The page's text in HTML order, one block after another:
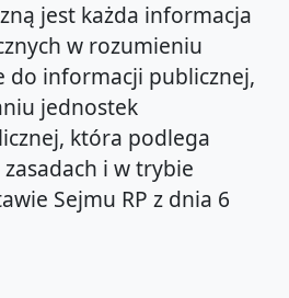
jest każda informacja
w rozumieniu
do informacji publicznej,
jednostek
która podlega
i w trybie
Sejmu RP z dnia 6